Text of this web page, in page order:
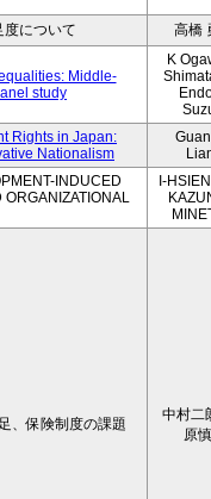
について 高橋
Middle-
study
K
Rights in Japan:
Nationalism
INDUCED
ORGANIZATIONAL
I-
、保険制度の課題
中村二
原